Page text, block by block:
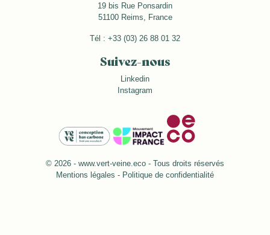
19 bis Rue Ponsardin
51100 Reims, France
Tél : +33 (03) 26 88 01 32
Suivez-nous
Linkedin
Instagram
© 2026 - www.vert-veine.eco - Tous droits réservés
Mentions légales - Politique de confidentialité